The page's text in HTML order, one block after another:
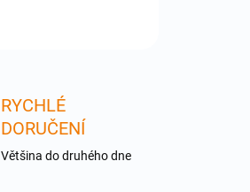
RYCHLÉ
DORUČENÍ
Většina do druhého dne